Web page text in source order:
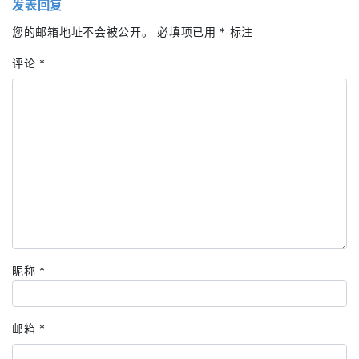
发表回复
您的邮箱地址不会被公开。 必填项已用 * 标注
评论 *
昵称 *
邮箱 *